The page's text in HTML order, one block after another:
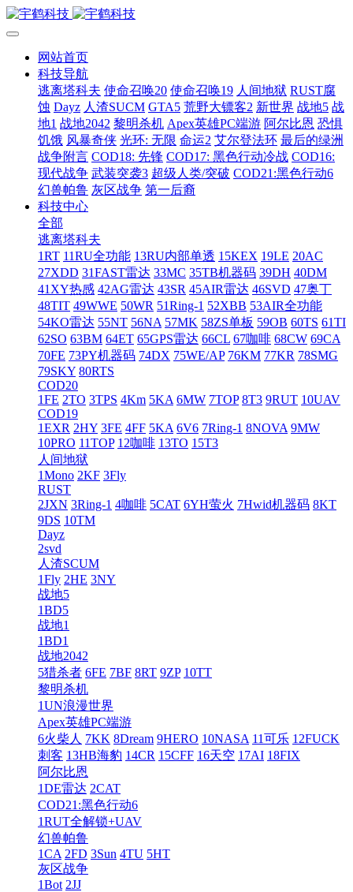
网站首页
科技导航
逃离塔科夫 使命召唤20 使命召唤19 人间地狱 RUST腐
蚀 Dayz 人渣SUCM GTA5 荒野大镖客2 新世界 战地5 战
地1 战地2042 黎明杀机 Apex英雄PC端游 阿尔比恩 恐惧
饥饿 风暴奇侠 光环: 无限 命运2 艾尔登法环 最后的绿洲
战争附言 COD18: 先锋 COD17: 黑色行动冷战 COD16:
现代战争 武装突袭3 超级人类/突破 COD21:黑色行动6
幻兽帕鲁 灰区战争 第一后裔
科技中心
全部
逃离塔科夫
1RT 11RU全功能 13RU内部单透 15KEX 19LE 20AC
27XDD 31FAST雷达 33MC 35TB机器码 39DH 40DM
41XY热感 42AG雷达 43SR 45AIR雷达 46SVD 47奥丁
48TIT 49WWE 50WR 51Ring-1 52XBB 53AIR全功能
54KO雷达 55NT 56NA 57MK 58ZS单板 59OB 60TS 61TI
62SO 63BM 64ET 65GPS雷达 66CL 67咖啡 68CW 69CA
70FE 73PY机器码 74DX 75WE/AP 76KM 77KR 78SMG
79SKY 80RTS
COD20
1FE 2TO 3TPS 4Km 5KA 6MW 7TOP 8T3 9RUT 10UAV
COD19
1EXR 2HY 3FE 4FF 5KA 6V6 7Ring-1 8NOVA 9MW
10PRO 11TOP 12咖啡 13TO 15T3
人间地狱
1Mono 2KF 3Fly
RUST
2JXN 3Ring-1 4咖啡 5CAT 6YH萤火 7Hwid机器码 8KT
9DS 10TM
Dayz
2svd
人渣SCUM
1Fly 2HE 3NY
战地5
1BD5
战地1
1BD1
战地2042
5猎杀者 6FE 7BF 8RT 9ZP 10TT
黎明杀机
1UN浪漫世界
Apex英雄PC端游
6火柴人 7KK 8Dream 9HERO 10NASA 11可乐 12FUCK
刺客 13HB海豹 14CR 15CFF 16天空 17AI 18FIX
阿尔比恩
1DE雷达 2CAT
COD21:黑色行动6
1RUT全解锁+UAV
幻兽帕鲁
1CA 2FD 3Sun 4TU 5HT
灰区战争
1Bot 2JJ